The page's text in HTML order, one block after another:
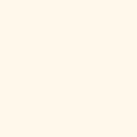
我岁数不大也没过俩。”
饼一点也不地道，层数烙的太少